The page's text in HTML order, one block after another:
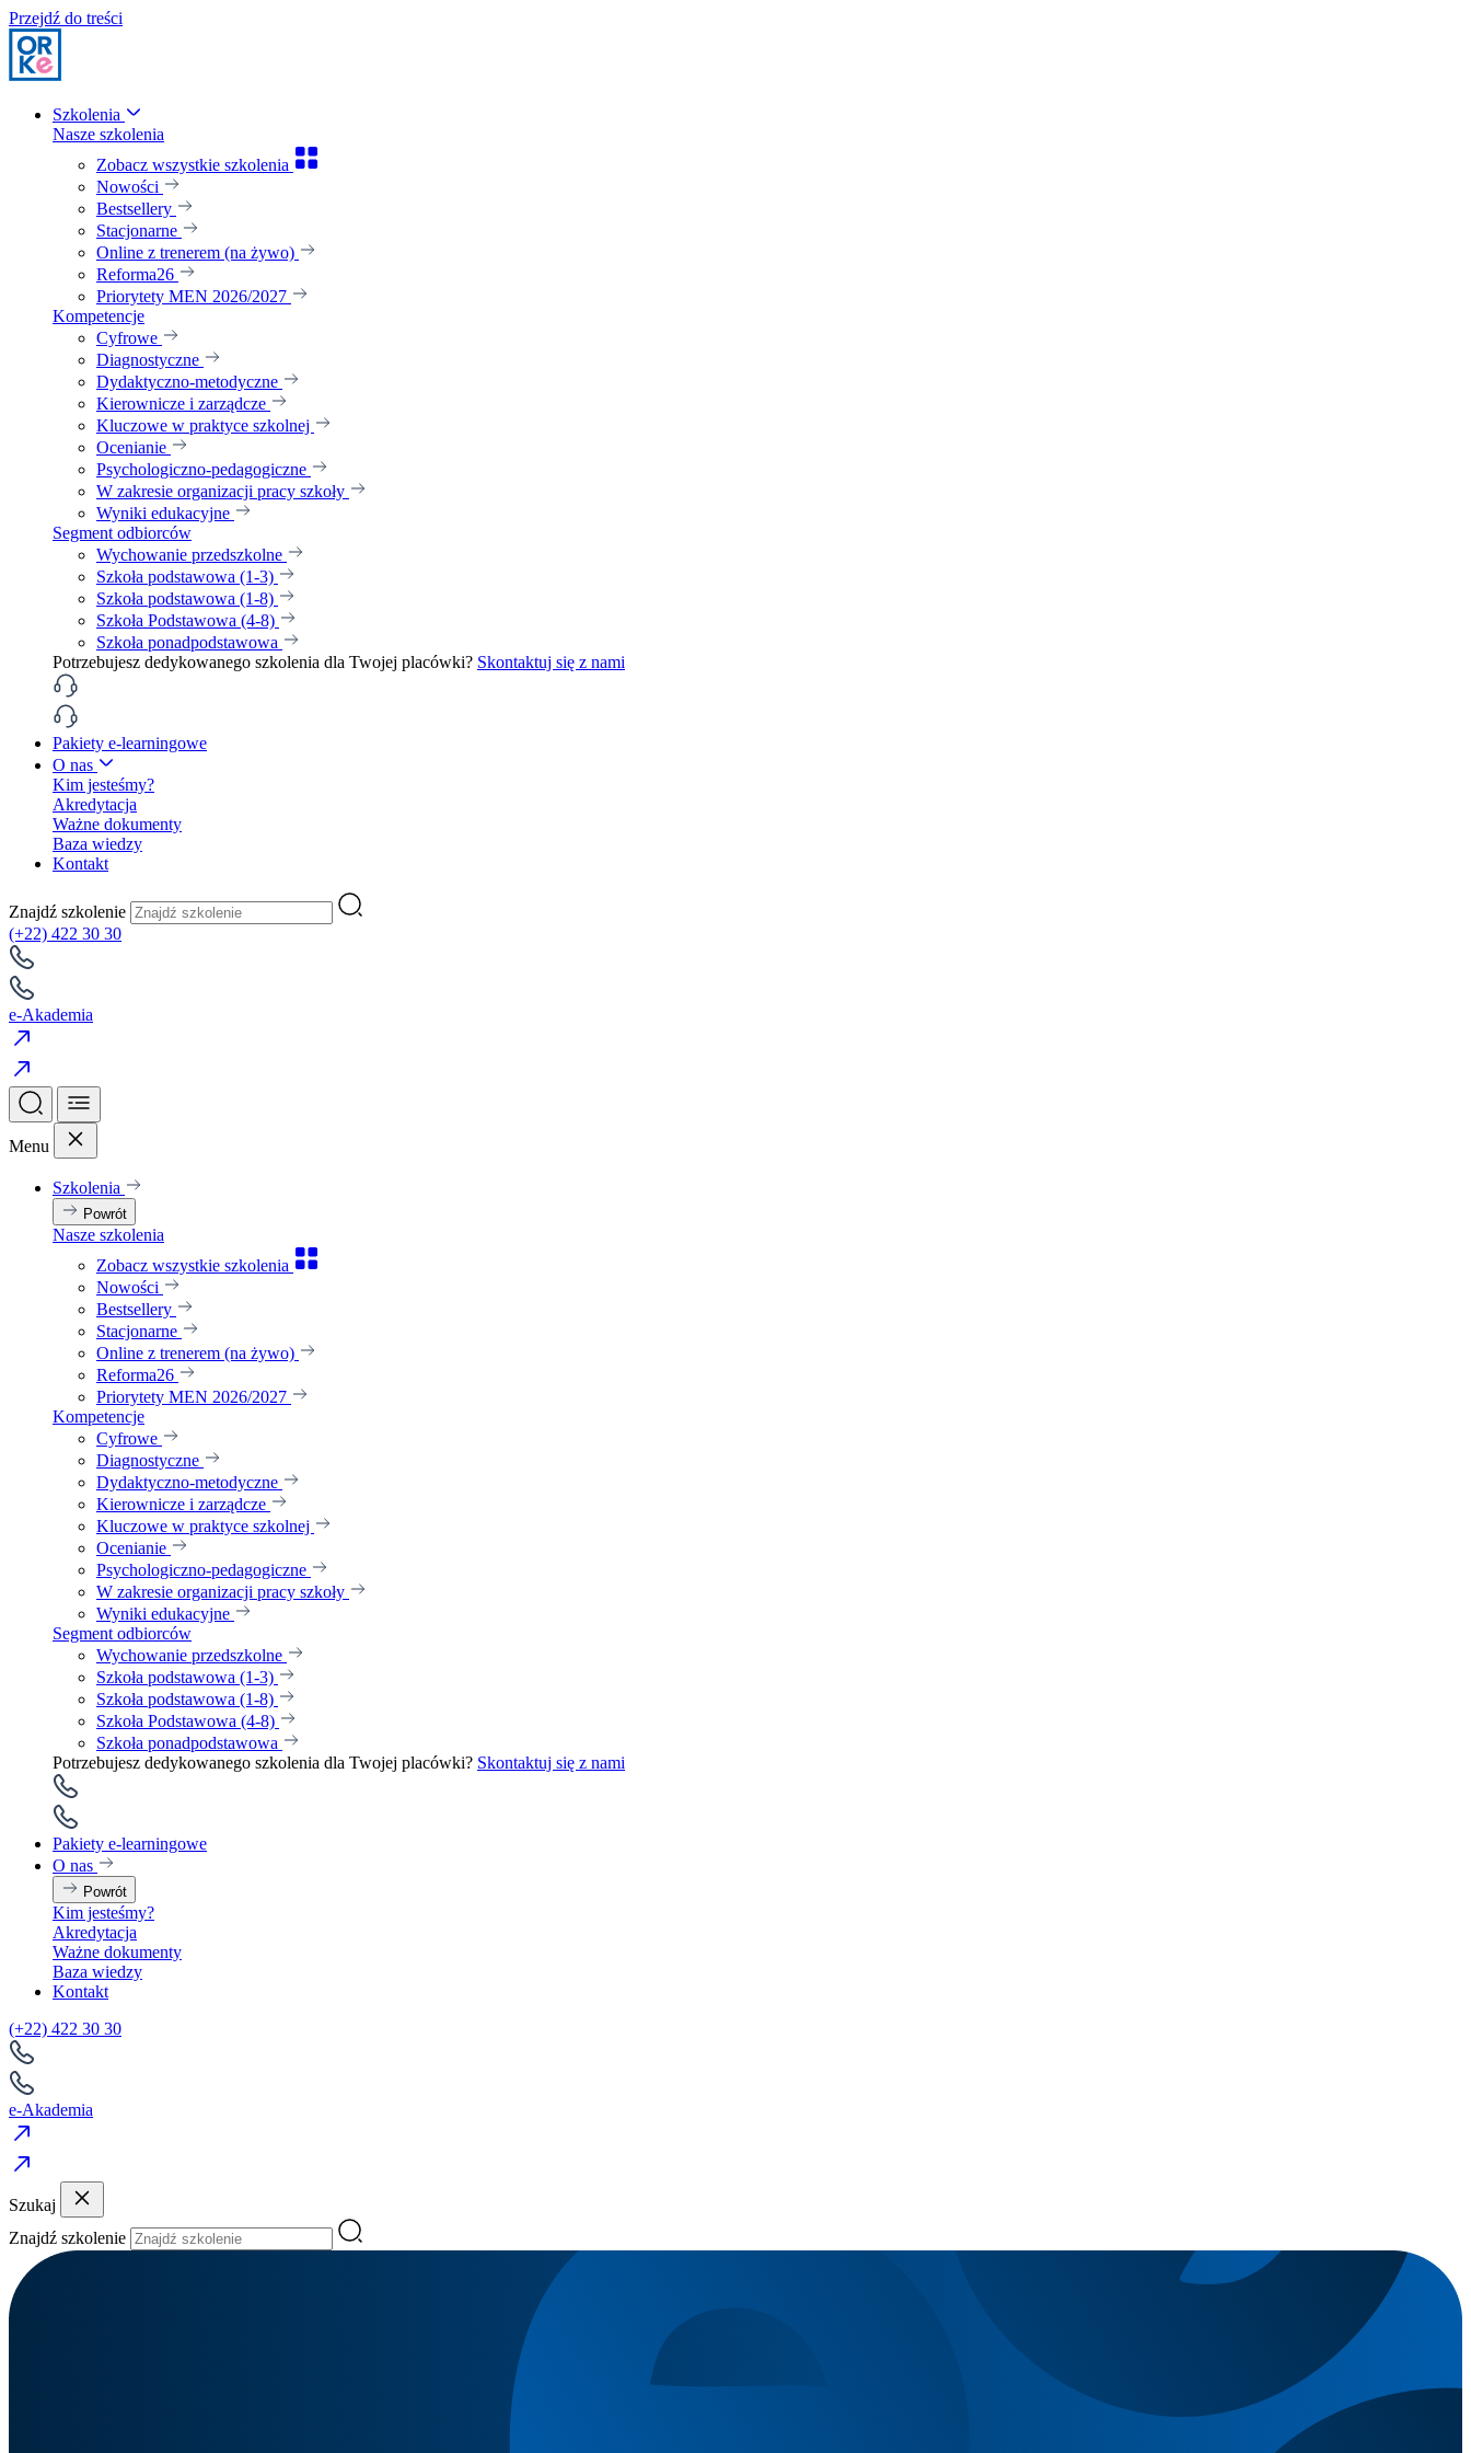
Przejdź do treści
Szkolenia
Nasze szkolenia
Zobacz wszystkie szkolenia
Nowości
Bestsellery
Stacjonarne
Online z trenerem (na żywo)
Reforma26
Priorytety MEN 2026/2027
Kompetencje
Cyfrowe
Diagnostyczne
Dydaktyczno-metodyczne
Kierownicze i zarządcze
Kluczowe w praktyce szkolnej
Ocenianie
Psychologiczno-pedagogiczne
W zakresie organizacji pracy szkoły
Wyniki edukacyjne
Segment odbiorców
Wychowanie przedszkolne
Szkoła podstawowa (1-3)
Szkoła podstawowa (1-8)
Szkoła Podstawowa (4-8)
Szkoła ponadpodstawowa
Potrzebujesz dedykowanego szkolenia dla Twojej placówki? Skontaktuj się z nami
Pakiety e-learningowe
O nas
Kim jesteśmy?
Akredytacja
Ważne dokumenty
Baza wiedzy
Kontakt
Znajdź szkolenie
(+22) 422 30 30
e-Akademia
Menu
Szkolenia
Powrót
Nasze szkolenia
Zobacz wszystkie szkolenia
Nowości
Bestsellery
Stacjonarne
Online z trenerem (na żywo)
Reforma26
Priorytety MEN 2026/2027
Kompetencje
Cyfrowe
Diagnostyczne
Dydaktyczno-metodyczne
Kierownicze i zarządcze
Kluczowe w praktyce szkolnej
Ocenianie
Psychologiczno-pedagogiczne
W zakresie organizacji pracy szkoły
Wyniki edukacyjne
Segment odbiorców
Wychowanie przedszkolne
Szkoła podstawowa (1-3)
Szkoła podstawowa (1-8)
Szkoła Podstawowa (4-8)
Szkoła ponadpodstawowa
Potrzebujesz dedykowanego szkolenia dla Twojej placówki? Skontaktuj się z nami
Pakiety e-learningowe
O nas
Powrót
Kim jesteśmy?
Akredytacja
Ważne dokumenty
Baza wiedzy
Kontakt
(+22) 422 30 30
e-Akademia
Szukaj
Znajdź szkolenie